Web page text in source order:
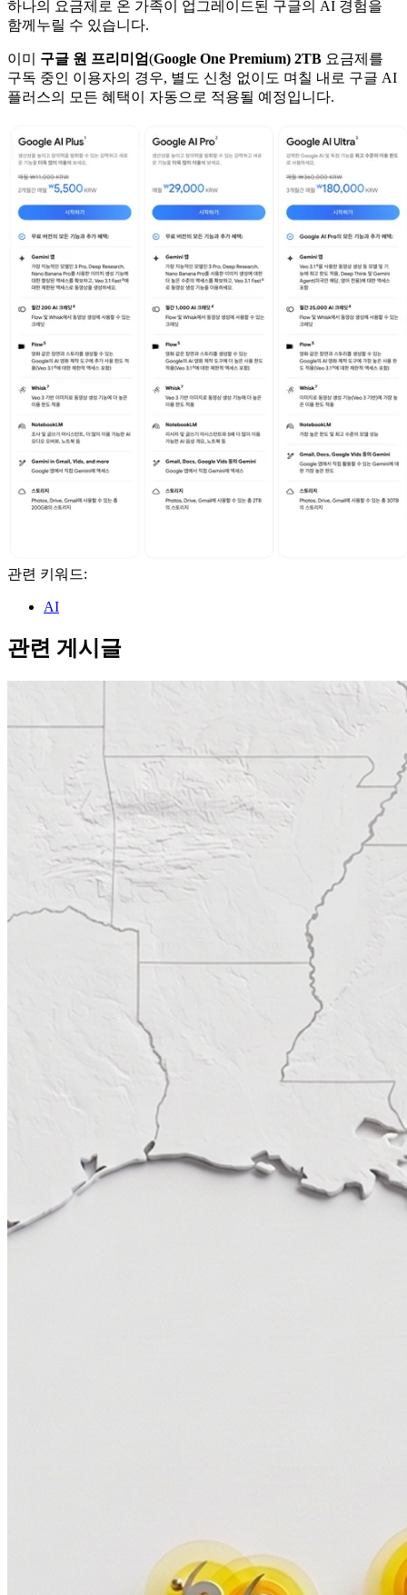
하나의 요금제로 온 가족이 업그레이드된 구글의 AI 경험을
함께누릴 수 있습니다.
이미 구글 원 프리미엄(Google One Premium) 2TB 요금제를
구독 중인 이용자의 경우, 별도 신청 없이도 며칠 내로 구글 AI
플러스의 모든 혜택이 자동으로 적용될 예정입니다.
관련 키워드:
AI
관련 게시글